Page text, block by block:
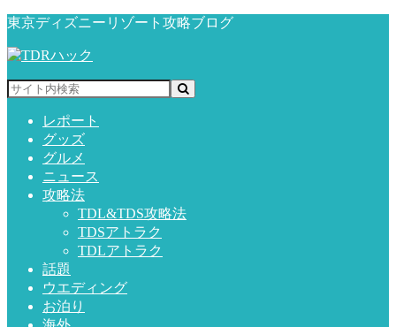
東京ディズニーリゾート攻略ブログ
レポート
グッズ
グルメ
ニュース
攻略法
TDL&TDS攻略法
TDSアトラク
TDLアトラク
話題
ウエディング
お泊り